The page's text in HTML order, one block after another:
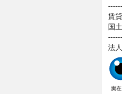
賃
国
法